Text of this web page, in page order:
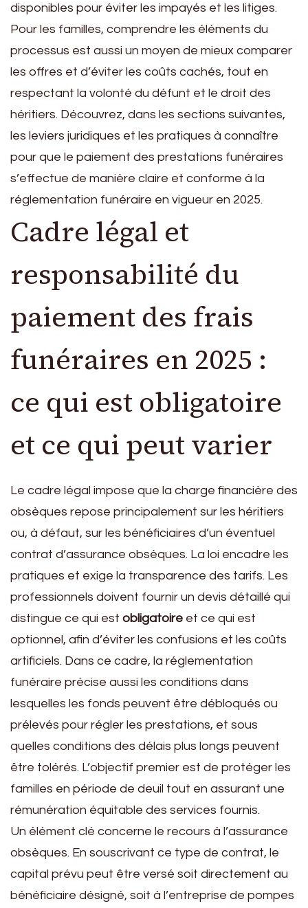
disponibles pour éviter les impayés et les litiges.
Pour les familles, comprendre les éléments du
processus est aussi un moyen de mieux comparer
les offres et d’éviter les coûts cachés, tout en
respectant la volonté du défunt et le droit des
héritiers. Découvrez, dans les sections suivantes,
les leviers juridiques et les pratiques à connaître
pour que le paiement des prestations funéraires
s’effectue de manière claire et conforme à la
réglementation funéraire en vigueur en 2025.
Cadre légal et
responsabilité du
paiement des frais
funéraires en 2025 :
ce qui est obligatoire
et ce qui peut varier
Le cadre légal impose que la charge financière des
obsèques repose principalement sur les héritiers
ou, à défaut, sur les bénéficiaires d’un éventuel
contrat d’assurance obsèques. La loi encadre les
pratiques et exige la transparence des tarifs. Les
professionnels doivent fournir un devis détaillé qui
distingue ce qui est obligatoire et ce qui est
optionnel, afin d’éviter les confusions et les coûts
artificiels. Dans ce cadre, la réglementation
funéraire précise aussi les conditions dans
lesquelles les fonds peuvent être débloqués ou
prélevés pour régler les prestations, et sous
quelles conditions des délais plus longs peuvent
être tolérés. L’objectif premier est de protéger les
familles en période de deuil tout en assurant une
rémunération équitable des services fournis.
Un élément clé concerne le recours à l’assurance
obsèques. En souscrivant ce type de contrat, le
capital prévu peut être versé soit directement au
bénéficiaire désigné, soit à l’entreprise de pompes